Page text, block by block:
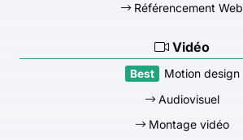
Référencement Web
Vidéo
Motion design
Audiovisuel
Montage vidéo